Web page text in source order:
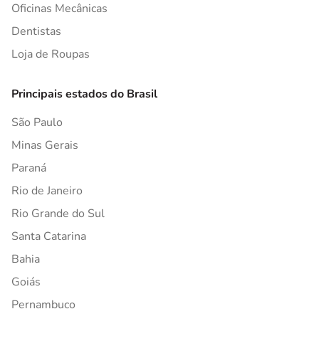
Oficinas Mecânicas
Dentistas
Loja de Roupas
Principais estados do Brasil
São Paulo
Minas Gerais
Paraná
Rio de Janeiro
Rio Grande do Sul
Santa Catarina
Bahia
Goiás
Pernambuco